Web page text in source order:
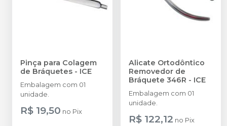
Pinça para Colagem
de Bráquetes - ICE
Embalagem com 01
unidade.
R$ 19,50 no Pix
Alicate Ortodôntico
Removedor de
Bráquete 346R - ICE
Embalagem com 01
unidade.
R$ 122,12 no Pix